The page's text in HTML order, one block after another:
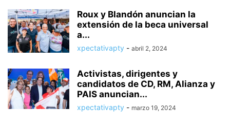
Roux y Blandón anuncian la
extensión de la beca universal
a...
xpectativapty - abril 2, 2024
Activistas, dirigentes y
candidatos de CD, RM, Alianza y
PAIS anuncian...
xpectativapty - marzo 19, 2024